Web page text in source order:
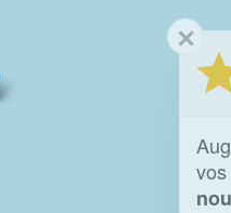
Vous êtes
Augmentez votre
tout en
nouveaux clients!